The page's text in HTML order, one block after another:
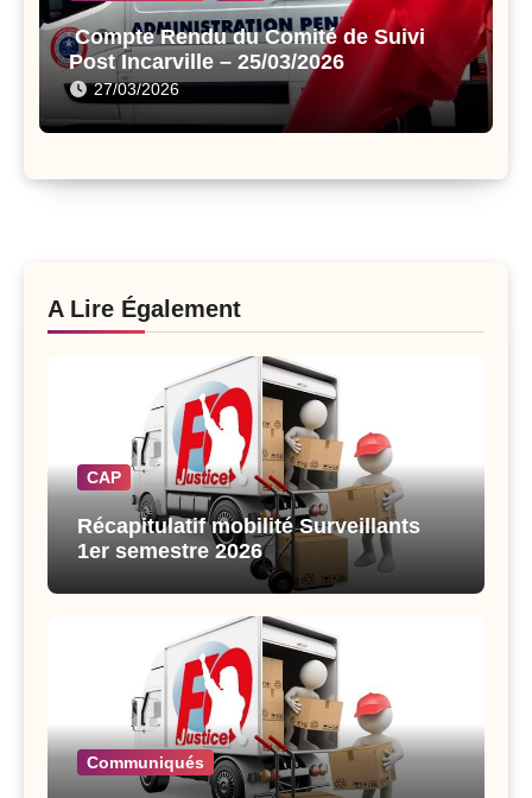
Compte Rendu du Comité de Suivi
Post Incarville – 25/03/2026
27/03/2026
A Lire Également
CAP
Récapitulatif mobilité Surveillants
1er semestre 2026
Communiqués